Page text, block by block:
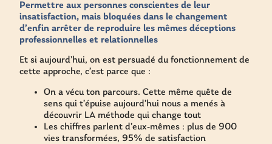
Permettre aux personnes conscientes de leur
insatisfaction, mais bloquées dans le changement
d’enfin arrêter de reproduire les mêmes déceptions
professionnelles et relationnelles
Et si aujourd’hui, on est persuadé du fonctionnement de
cette approche, c’est parce que :
On a vécu ton parcours. Cette même quête de
sens qui t’épuise aujourd’hui nous a menés à
découvrir LA méthode qui change tout
Les chiffres parlent d’eux-mêmes : plus de 900
vies transformées, 95% de satisfaction